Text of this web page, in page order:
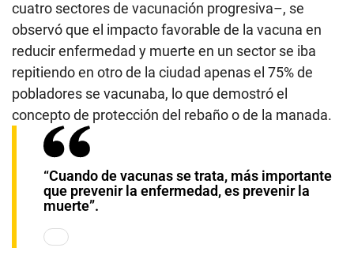
cuatro sectores de vacunación progresiva–, se
observó que el impacto favorable de la vacuna en
reducir enfermedad y muerte en un sector se iba
repitiendo en otro de la ciudad apenas el 75% de
pobladores se vacunaba, lo que demostró el
concepto de protección del rebaño o de la manada.
“Cuando de vacunas se trata, más importante
que prevenir la enfermedad, es prevenir la
muerte”.